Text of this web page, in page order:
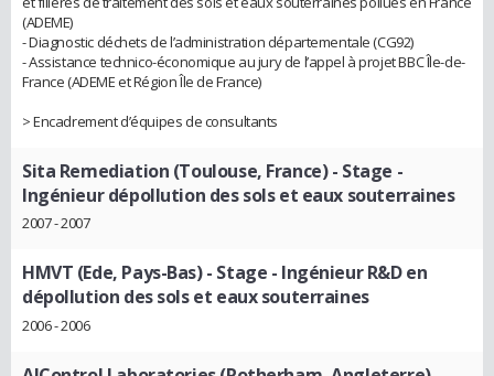
(ADEME)
- Diagnostic déchets de l’administration départementale (CG92)
- Assistance technico-économique au jury de l’appel à projet BBC Île-de-
France (ADEME et Région Île de France)
> Encadrement d’équipes de consultants
Sita Remediation (Toulouse, France)- Stage -
Ingénieur dépollution des sols et eaux souterraines
2007 - 2007
HMVT (Ede, Pays-Bas)- Stage - Ingénieur R&D en
dépollution des sols et eaux souterraines
2006 - 2006